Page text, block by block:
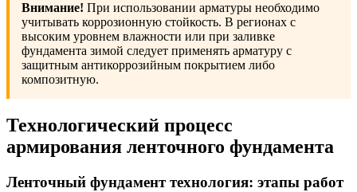
Внимание! При использовании арматуры необходимо
учитывать коррозионную стойкость. В регионах с
высоким уровнем влажности или при заливке
фундамента зимой следует применять арматуру с
защитным антикоррозийным покрытием либо
композитную.
Технологический процесс
армирования ленточного фундамента
Ленточный фундамент технология: этапы работ